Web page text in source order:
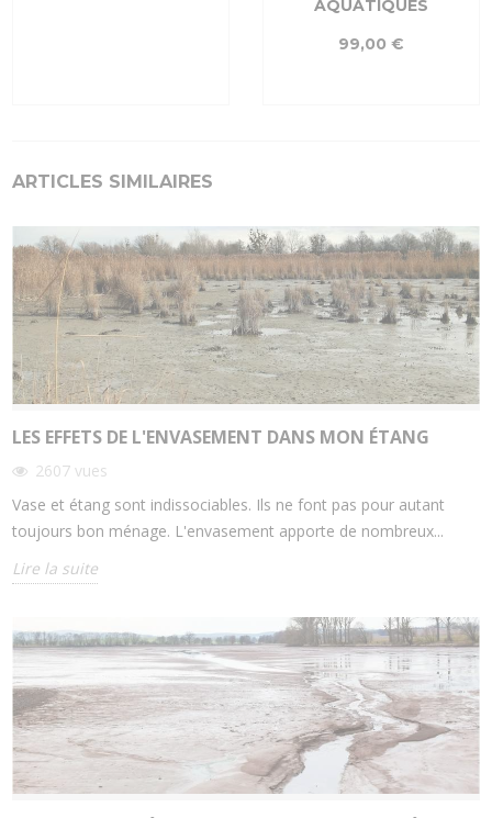
AQUATIQUES
99,00 €
ARTICLES SIMILAIRES
LES EFFETS DE L'ENVASEMENT DANS MON ÉTANG
2607vues
Vase et étang sont indissociables. Ils ne font pas pour autant
toujours bon ménage. L'envasement apporte de nombreux...
Lire la suite